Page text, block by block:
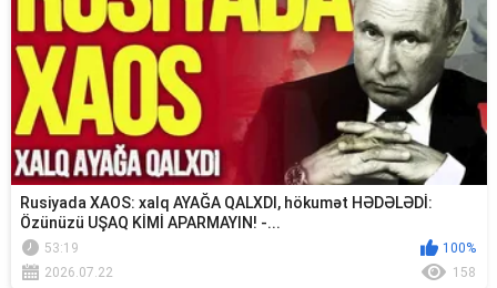
Rusiyada XAOS: xalq AYAĞA QALXDI, hökumət HƏDƏLƏDİ:
Özünüzü UŞAQ KİMİ APARMAYIN! -...
53:19
100%
2026.07.22
158